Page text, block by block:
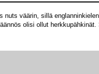
nuts väärin, sillä
olisi ollut herkkupähkinät.